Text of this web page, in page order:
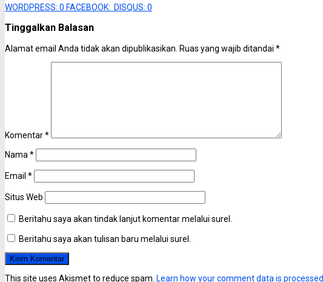
WORDPRESS: 0 FACEBOOK: DISQUS: 0
Tinggalkan Balasan
Alamat email Anda tidak akan dipublikasikan. Ruas yang wajib ditandai *
Komentar*
Nama *
Email *
Situs Web
Beritahu saya akan tindak lanjut komentar melalui surel.
Beritahu saya akan tulisan baru melalui surel.
This site uses Akismet to reduce spam. Learn how your comment data is processed